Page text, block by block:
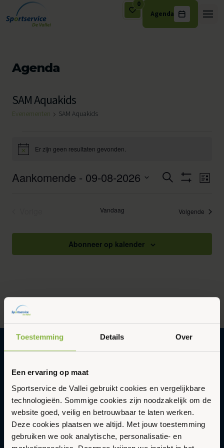
Toestemming Details Over
Een ervaring op maat
Sportservice de Vallei gebruikt cookies en vergelijkbare
technologieën. Sommige cookies zijn noodzakelijk om de
website goed, veilig en betrouwbaar te laten werken.
Deze cookies plaatsen we altijd. Met jouw toestemming
gebruiken we ook analytische, personalisatie- en
Ga naar de inhoud
0
Agenda
Agenda
SAM Aquakids
Evenementen SAM Aquakids
Evenementen
BerichtEr zijn geen resultaten gevonden.
navigatie
Zoeken Lijst
Aankomende - 09-08-2026
Vandaag Volgende
Abonneer op kalender
Gezonder en vitaler leven in een
Sportservice De Vallei
Abonneer op onze nieuwsbrief
Updates en nieuws in je inbox.
E-